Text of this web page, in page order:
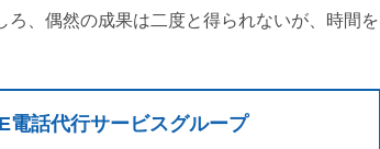
、偶然の成果は二度と得られないが、時間を
話代行サービスグループ